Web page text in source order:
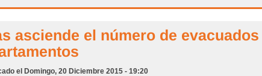
asciende el número de evacuados
el Domingo, 20 Diciembre 2015 - 19:20